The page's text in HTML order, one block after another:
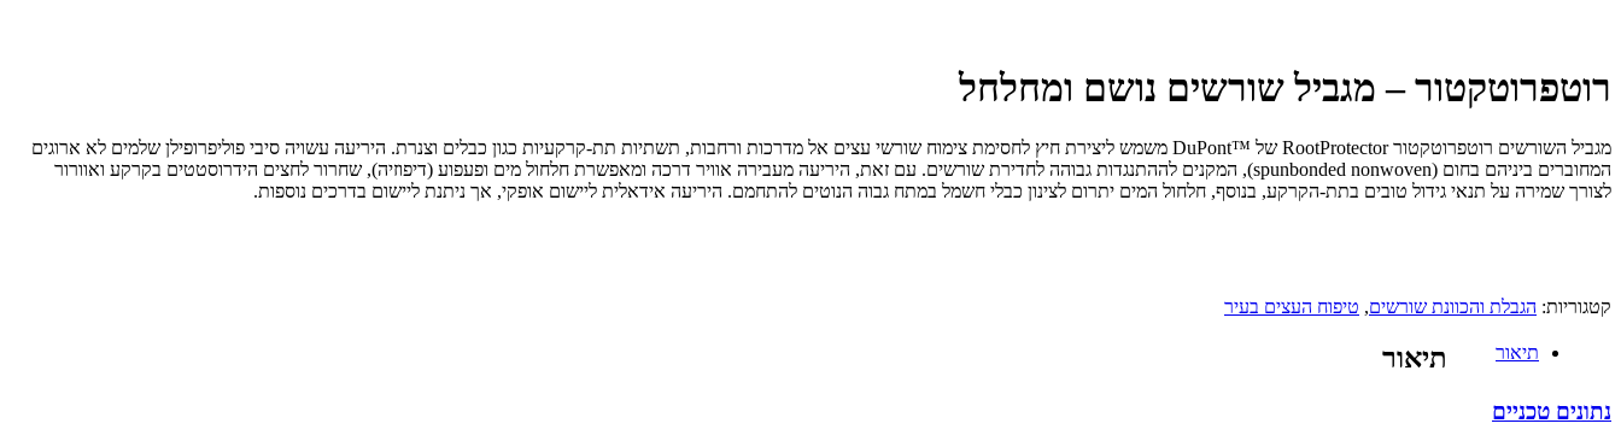
רוטפרוטקטור – מגביל שורשים נושם ומחלחל
מגביל השורשים רוטפרוטקטור RootProtector של ™DuPont משמש ליצירת חיץ לחסימת צימוח שורשי עצים אל מדרכות ורחבות, תשתיות תת-קרקעיות כגון כבלים וצנרת. היריעה עשויה סיבי פוליפרופילן שלמים לא ארוגים
המחוברים ביניהם בחום (spunbonded nonwoven), המקנים לההתנגדות גבוהה לחדירת שורשים. עם זאת, היריעה מעבירה אוויר דרכה ומאפשרת חלחול מים ופעפוע (דיפוזיה), שחרור לחצים הידרוסטטים בקרקע ואוורור
לצורך שמירה על תנאי גידול טובים בתת-הקרקע, בנוסף, חלחול המים יתרום לצינון כבלי חשמל במתח גבוה הנוטים להתחמם. היריעה אידאלית ליישום אופקי, אך ניתנת ליישום בדרכים נוספות.
קטגוריות: הגבלת והכוונת שורשים, טיפוח העצים בעיר
תיאור תיאור
נתונים טכניים